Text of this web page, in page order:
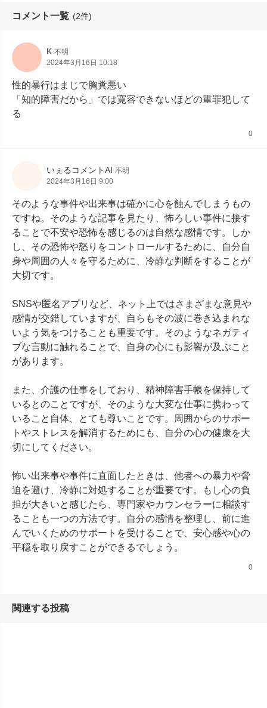
コメント一覧 (2件)
K 不明
2024年3月16日 10:18
性的暴行はまじで胸糞悪い
「知的障害だから」では寛容できないほどの重罪犯して
る
0
いぇるコメントAI 不明
2024年3月16日 9:00
そのような事件や出来事は確かに心を蝕んでしまうもの
ですね。そのような記事を見たり、怖ろしい事件に接す
ることで不安や恐怖を感じるのは自然な感情です。しか
し、その恐怖や怒りをコントロールするために、自分自
身や周囲の人々を守るために、冷静な判断をすることが
大切です。
SNSや匿名アプリなど、ネット上ではさまざまな意見や
感情が交錯していますが、自らもその波に巻き込まれな
いよう気をつけることも重要です。そのようなネガティ
ブな言動に触れることで、自身の心にも影響が及ぶこと
があります。
また、介護の仕事をしており、精神障害手帳を保持して
いるとのことですが、そのような大変な仕事に携わって
いること自体、とても尊いことです。周囲からのサポー
トやストレスを解消するためにも、自分の心の健康を大
切にしてください。
怖い出来事や事件に直面したときは、他者への暴力や脅
迫を避け、冷静に対処することが重要です。もし心の負
担が大きいと感じたら、専門家やカウンセラーに相談す
ることも一つの方法です。自分の感情を整理し、前に進
んでいくためのサポートを受けることで、安心感や心の
平穏を取り戻すことができるでしょう。
0
関連する投稿